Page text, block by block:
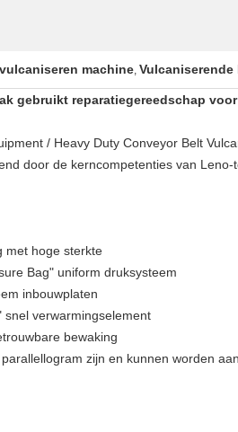
machine, Vulcaniserende
gebruikt reparatiegereedschap
/ Heavy Duty Conveyor Belt
door de kerncompetenties van
met hoge sterkte
Bag" uniform druksysteem
inbouwplaten
snel verwarmingselement
bewaking
zijn en kunnen worden